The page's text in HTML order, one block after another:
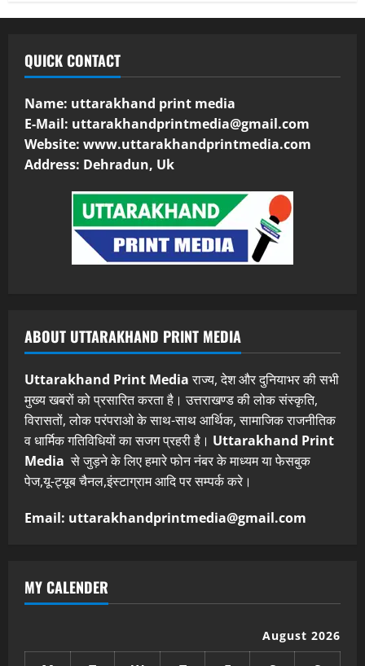
QUICK CONTACT
Name: uttarakhand print media
E-Mail: uttarakhandprintmedia@gmail.com
Website: www.uttarakhandprintmedia.com
Address: Dehradun, Uk
ABOUT UTTARAKHAND PRINT MEDIA
Uttarakhand Print Mediaराज्य, देश और दुनियाभर की सभी
मुख्य खबरों को प्रसारित करता है। उत्तराखण्ड की लोक संस्कृति,
विरासतों, लोक परंपराओ के साथ-साथ आर्थिक, सामाजिक राजनीतिक
व धार्मिक गतिविधियों का सजग प्रहरी है। Uttarakhand Print
Media से जुड़ने के लिए हमारे फोन नंबर के माध्यम या फेसबुक
पेज,यू-ट्यूब चैनल,इंस्टाग्राम आदि पर सम्पर्क करे।
Email: uttarakhandprintmedia@gmail.com
MY CALENDER
August 2026